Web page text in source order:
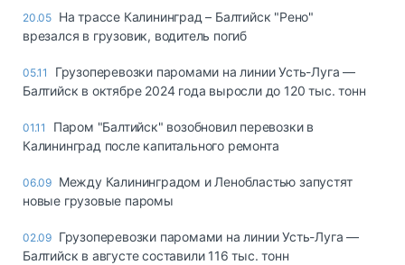
20.05 На трассе Калининград – Балтийск "Рено"
врезался в грузовик, водитель погиб
05.11
Грузоперевозки паромами на линии Усть-Луга —
Балтийск в октябре 2024 года выросли до 120 тыс. тонн
01.11
Паром "Балтийск" возобновил перевозки в
Калининград после капитального ремонта
06.09 Между Калининградом и Ленобластью запустят
новые грузовые паромы
02.09 Грузоперевозки паромами на линии Усть-Луга —
Балтийск в августе составили 116 тыс. тонн